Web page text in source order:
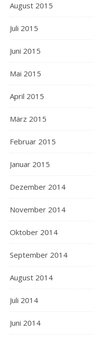
August 2015
Juli 2015
Juni 2015
Mai 2015
April 2015
März 2015
Februar 2015
Januar 2015
Dezember 2014
November 2014
Oktober 2014
September 2014
August 2014
Juli 2014
Juni 2014